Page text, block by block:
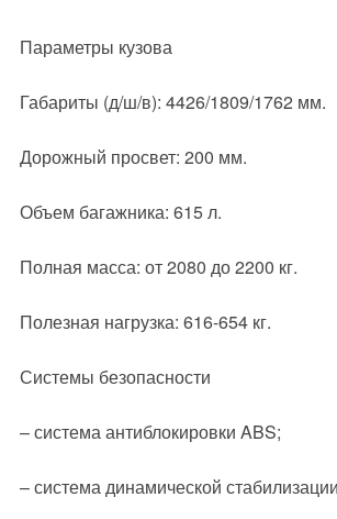
Параметры кузова
Габариты (д/ш/в): 4426/1809/1762 мм.
Дорожный просвет: 200 мм.
Объем багажника: 615 л.
Полная масса: от 2080 до 2200 кг.
Полезная нагрузка: 616-654 кг.
Системы безопасности
– система антиблокировки ABS;
– система динамической